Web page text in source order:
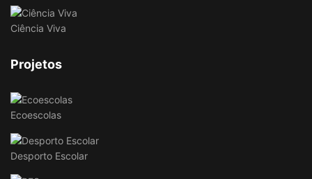
Ciência Viva
Projetos
Ecoescolas
Desporto Escolar